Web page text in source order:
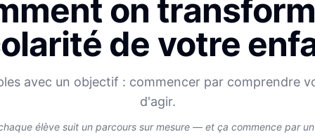
on
de votre
avec un objectif : commencer par comprendre
d'agir.
élève suit un parcours sur mesure — et ça commence par